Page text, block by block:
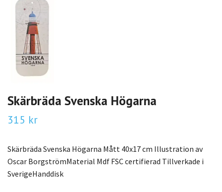
Skärbräda Svenska Högarna
315 kr
Skärbräda Svenska Högarna Mått 40x17 cm Illustration av
Oscar BorgströmMaterial Mdf FSC certifierad Tillverkade i
SverigeHanddisk